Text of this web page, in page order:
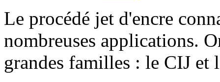
Le procédé jet d'encre
nombreuses applications.
grandes familles : le CIJ et